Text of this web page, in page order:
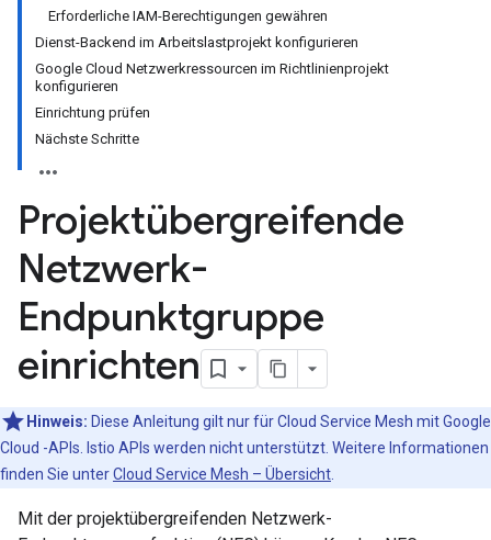
Erforderliche IAM-Berechtigungen gewähren
Dienst-Backend im Arbeitslastprojekt konfigurieren
Google Cloud Netzwerkressourcen im Richtlinienprojekt
konfigurieren
Einrichtung prüfen
Nächste Schritte
Projektübergreifende
Netzwerk-
Endpunktgruppe
einrichten
Hinweis: Diese Anleitung gilt nur für Cloud Service Mesh mit Google
Cloud -APIs. Istio APIs werden nicht unterstützt. Weitere Informationen
finden Sie unterCloud Service Mesh – Übersicht
Mit der projektübergreifenden Netzwerk-